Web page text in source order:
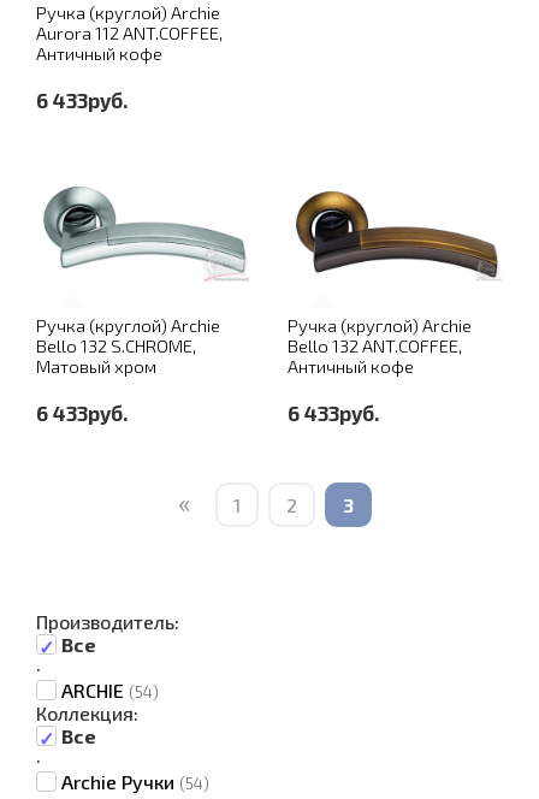
Ручка (круглой) Archie
Aurora 112 ANT.COFFEE,
Античный кофе
6 433руб.
Ручка (круглой) Archie
Bello 132 S.CHROME,
Матовый хром
6 433руб.
Ручка (круглой) Archie
Bello 132 ANT.COFFEE,
Античный кофе
6 433руб.
« 1 2 3
Производитель:
Все
·
ARCHIE (54)
Коллекция:
Все
·
Archie Ручки (54)